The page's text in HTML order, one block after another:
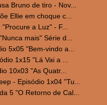
Bruno de tiro - Nov...
Ellie em choque c...
a Luz" - F...
mais" Série d...
5x05 "Bem-vindo a...
1x15 "Lá Vai a ...
10x03 "As Quatr...
- Episódio 1x04 "Tu...
5 "O Retorno de Cal...